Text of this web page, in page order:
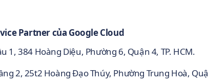
Partner của Google Cloud
1, 384 Hoàng Diệu, Phường 6, Quận 4, TP. HCM.
2, 25t2 Hoàng Đạo Thúy, Phường Trung Hoà,